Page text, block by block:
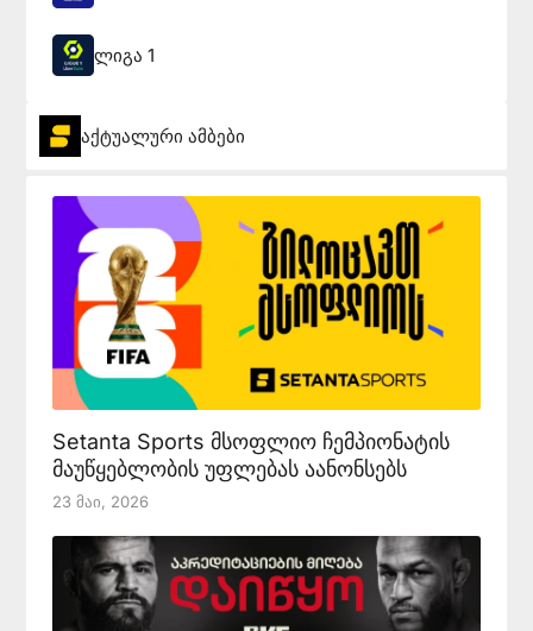
ლიგა 1
აქტუალური ამბები
Setanta Sports მსოფლიო ჩემპიონატის
მაუწყებლობის უფლებას აანონსებს
23 Მაი, 2026